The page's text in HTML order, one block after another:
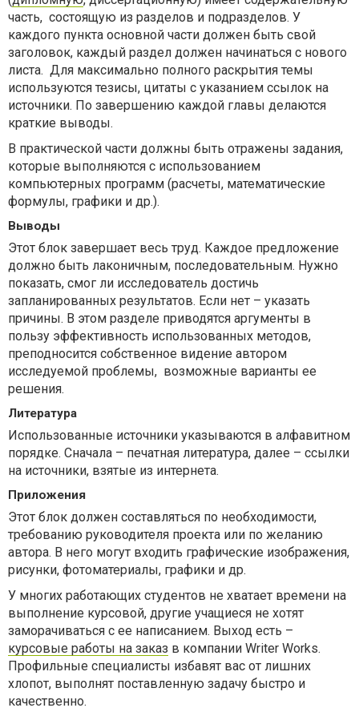
часть, состоящую из разделов и подразделов. У
каждого пункта основной части должен быть свой
заголовок, каждый раздел должен начинаться с нового
листа. Для максимально полного раскрытия темы
используются тезисы, цитаты с указанием ссылок на
источники. По завершению каждой главы делаются
краткие выводы.
В практической части должны быть отражены задания,
которые выполняются с использованием
компьютерных программ (расчеты, математические
формулы, графики и др.).
Выводы
Этот блок завершает весь труд. Каждое предложение
должно быть лаконичным, последовательным. Нужно
показать, смог ли исследователь достичь
запланированных результатов. Если нет – указать
причины. В этом разделе приводятся аргументы в
пользу эффективность использованных методов,
преподносится собственное видение автором
исследуемой проблемы, возможные варианты ее
решения.
Литература
Использованные источники указываются в алфавитном
порядке. Сначала – печатная литература, далее – ссылки
на источники, взятые из интернета.
Приложения
Этот блок должен составляться по необходимости,
требованию руководителя проекта или по желанию
автора. В него могут входить графические изображения,
рисунки, фотоматериалы, графики и др.
У многих работающих студентов не хватает времени на
выполнение курсовой, другие учащиеся не хотят
заморачиваться с ее написанием. Выход есть –
курсовые работы на заказ в компании Writer Works.
Профильные специалисты избавят вас от лишних
хлопот, выполнят поставленную задачу быстро и
качественно.